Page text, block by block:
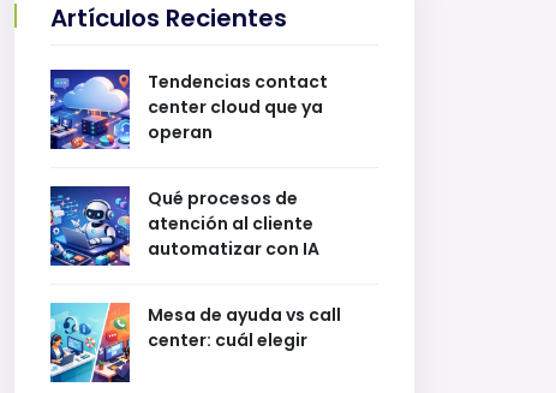
Artículos Recientes
Tendencias contact
center cloud que ya
operan
Qué procesos de
atención al cliente
automatizar con IA
Mesa de ayuda vs call
center: cuál elegir